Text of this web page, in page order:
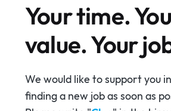
Your time.
value. Your
We would like to support you in
finding a new job as soon as